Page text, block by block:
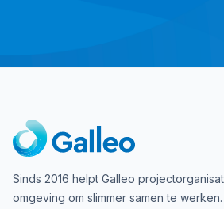
Sinds 2016 helpt Galleo
omgeving om slimmer samen te